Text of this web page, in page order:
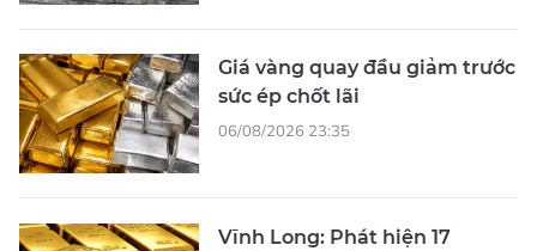
Giá vàng quay đầu giảm trước
sức ép chốt lãi
06/08/2026 23:35
Vĩnh Long: Phát hiện 17